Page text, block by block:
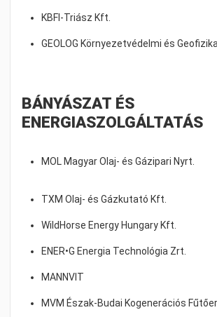
KBFI-Triász Kft.
GEOLOG Környezetvédelmi és
BÁNYÁSZAT ÉS
ENERGIASZOLGÁLTATÁS
MOL Magyar Olaj- és Gázipari Nyrt.
TXM Olaj- és Gázkutató Kft.
WildHorse Energy Hungary Kft.
ENER•G Energia Technológia Zrt.
MANNVIT
MVM Észak-Budai Kogenerációs